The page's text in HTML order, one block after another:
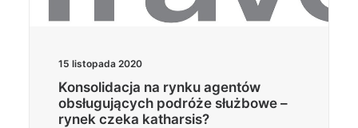
15 listopada 2020
Konsolidacja na rynku agentów
obsługujących podróże służbowe –
rynek czeka katharsis?